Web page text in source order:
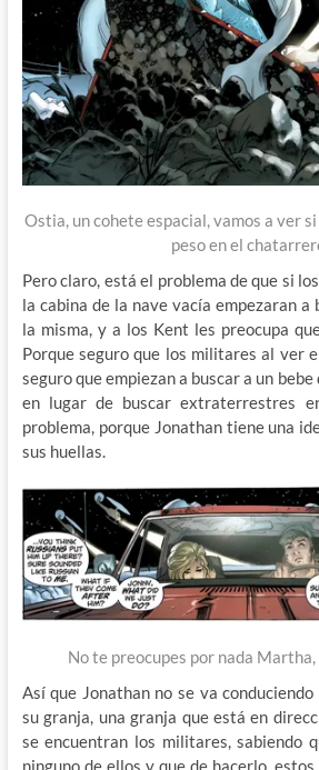
Ostia, un cohete espacial, vamos a ver
peso en el
Pero claro, está el problema de que si
la cabina de la nave vacía empezaran a
la misma, y a los Kent les preocupa
Porque seguro que los militares al ver
seguro que empiezan a buscar a un
en lugar de buscar extraterrestres
problema, porque Jonathan tiene una
sus huellas.
No te preocupes por nada
Así que Jonathan no se va
su granja, una granja que está en
se encuentran los militares, sabiendo
ninguno de ellos y que de hacerlo,